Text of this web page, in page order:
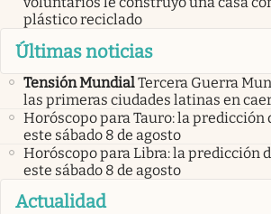
plástico reciclado
Últimas noticias
Tensión MundialTercera Guerra
las primeras ciudades latinas en
Horóscopo para Tauro: la predicción
este sábado 8 de agosto
Horóscopo para Libra: la predicción
este sábado 8 de agosto
Actualidad